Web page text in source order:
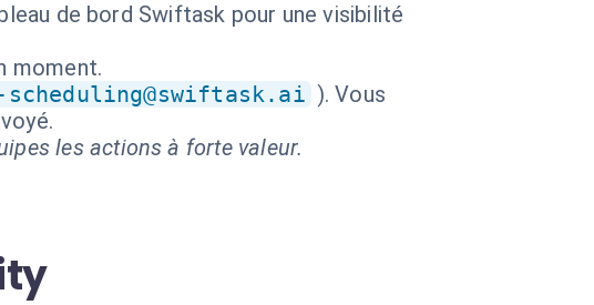
de bord Swiftask pour une visibilité
moment.
). Vous
les actions à forte valeur.